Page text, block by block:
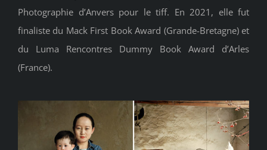
Photographie d’Anvers pour le tiff. En 2021, elle fut
finaliste du Mack First Book Award (Grande-Bretagne) et
du Luma Rencontres Dummy Book Award d’Arles
(France).